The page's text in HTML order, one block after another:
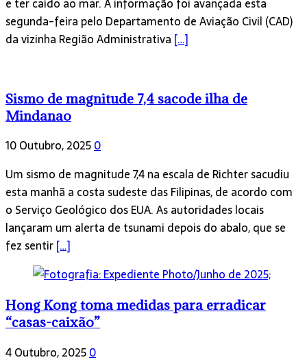
segunda-feira pelo Departamento de Aviação Civil (CAD)
da vizinha Região Administrativa […]
Sismo de magnitude 7,4 sacode ilha de
Mindanao
10 Outubro, 20250
Um sismo de magnitude 7,4 na escala de Richter sacudiu
esta manhã a costa sudeste das Filipinas, de acordo com
o Serviço Geológico dos EUA. As autoridades locais
lançaram um alerta de tsunami depois do abalo, que se
fez sentir[…]
Hong Kong toma medidas para erradicar
“casas-caixão”
4 Outubro, 20250